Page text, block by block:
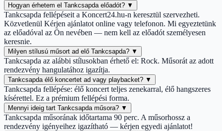
Hogyan érhetem el Tankcsapda előadót? ▼
Tankcsapda fellépéseit a Koncert24.hu-n keresztül szervezheti.
Közvetlenül Kérjen ajánlatot online vagy telefonon. Mi egyeztetünk
az előadóval az Ön nevében — nem kell az előadót személyesen
keresnie.
Milyen stílusú műsort ad elő Tankcsapda? ▼
Tankcsapda az alábbi stílusokban érhető el: Rock. Műsorát az adott
rendezvény hangulatához igazítja.
Tankcsapda élő koncertet ad vagy playbacket? ▼
Tankcsapda fellépése: élő koncert teljes zenekarral, élő hangszeres
kísérettel. Ez a prémium fellépési forma.
Mennyi ideig tart Tankcsapda műsora? ▼
Tankcsapda műsorának időtartama 90 perc. A műsorhossz a
rendezvény igényeihez igazítható — kérjen egyedi ajánlatot!